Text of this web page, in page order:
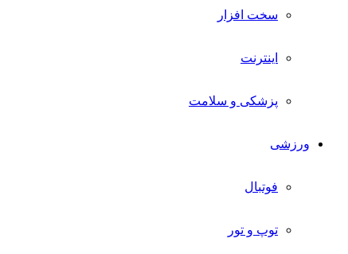
سخت افزار
اینترنت
پزشکی و سلامت
ورزشی
فوتبال
توپ و تور